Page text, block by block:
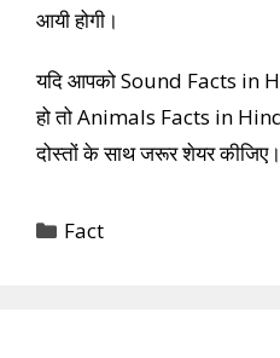
आयी होगी।
यदि आपको Sound Facts in
हो तो Animals Facts in
दोस्तों के साथ जरूर शेयर कीजिए।
Categories
Fact